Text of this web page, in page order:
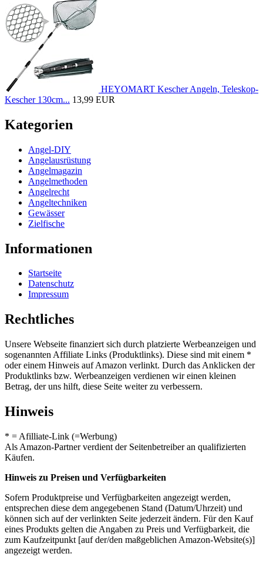
HEYOMART Kescher Angeln, Teleskop-
Kescher 130cm... 13,99 EUR
Kategorien
Angel-DIY
Angelausrüstung
Angelmagazin
Angelmethoden
Angelrecht
Angeltechniken
Gewässer
Zielfische
Informationen
Startseite
Datenschutz
Impressum
Rechtliches
Unsere Webseite finanziert sich durch platzierte Werbeanzeigen und
sogenannten Affiliate Links (Produktlinks). Diese sind mit einem *
oder einem Hinweis auf Amazon verlinkt. Durch das Anklicken der
Produktlinks bzw. Werbeanzeigen verdienen wir einen kleinen
Betrag, der uns hilft, diese Seite weiter zu verbessern.
Hinweis
* = Afilliate-Link (=Werbung)
Als Amazon-Partner verdient der Seitenbetreiber an qualifizierten
Käufen.
Hinweis zu Preisen und Verfügbarkeiten
Sofern Produktpreise und Verfügbarkeiten angezeigt werden,
entsprechen diese dem angegebenen Stand (Datum/Uhrzeit) und
können sich auf der verlinkten Seite jederzeit ändern. Für den Kauf
eines Produkts gelten die Angaben zu Preis und Verfügbarkeit, die
zum Kaufzeitpunkt [auf der/den maßgeblichen Amazon-Website(s)]
angezeigt werden.